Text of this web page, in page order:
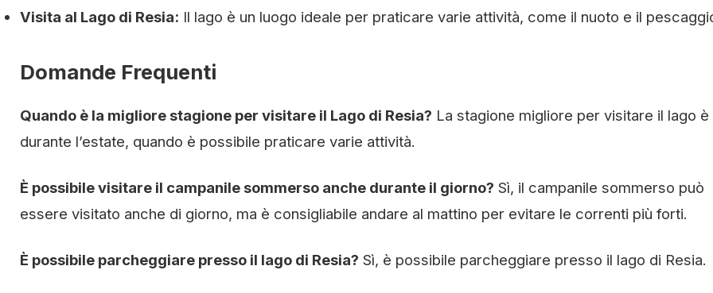
Visita al Lago di Resia: Il lago è un luogo ideale per praticare varie attività, come il nuoto e il
Domande Frequenti
Quando è la migliore stagione per visitare il Lago di Resia? La stagione migliore per visitare il lago è
durante l’estate, quando è possibile praticare varie attività.
È possibile visitare il campanile sommerso anche durante il giorno? Sì, il campanile sommerso può
essere visitato anche di giorno, ma è consigliabile andare al mattino per evitare le correnti più forti.
È possibile parcheggiare presso il lago di Resia? Sì, è possibile parcheggiare presso il lago di Resia.